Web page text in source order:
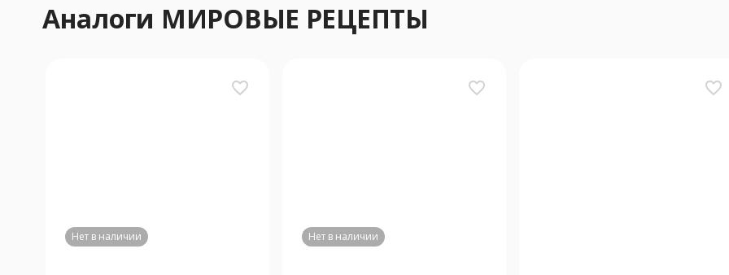
Аналоги МИРОВЫЕ РЕЦЕПТЫ
favorite_border
Нет в наличии
favorite_border
Нет в наличии
favorite_border